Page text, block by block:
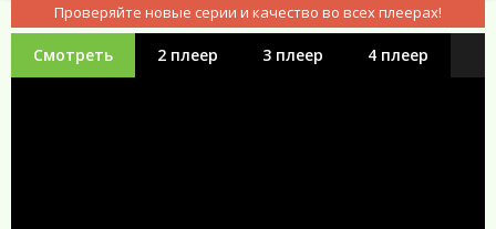
Проверяйте новые серии и качество во всех плеерах!
Смотреть 2 плеер 3 плеер 4 плеер